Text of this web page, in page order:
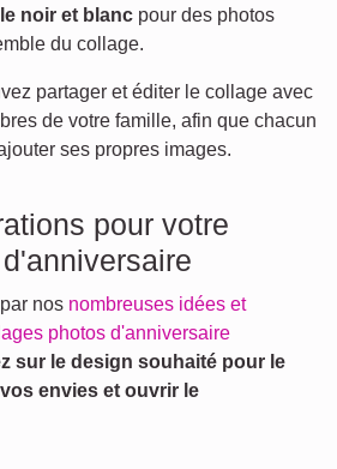
noir et blanc pour des photos
du collage.
partager et éditer le collage avec
de votre famille, afin que chacun
ses propres images.
pour votre
nos nombreuses idées et
photos d'anniversaire
sur le design souhaité pour le
envies et ouvrir le